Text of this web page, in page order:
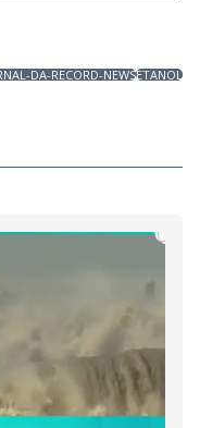
DA-RECORD-NEWSETANOL